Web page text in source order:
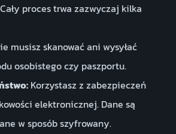
proces trwa zazwyczaj kilka
musisz skanować ani wysyłać
osobistego czy paszportu.
Korzystasz z zabezpieczeń
elektronicznej. Dane są
w sposób szyfrowany.